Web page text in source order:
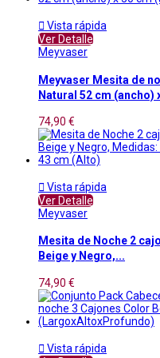
 Vista rápida
Ver Detalle
Meyvaser
Meyvaser Mesita de
Natural 52 cm (ancho)
74,90 €
 Vista rápida
Ver Detalle
Meyvaser
Mesita de Noche 2
Beige y Negro,...
74,90 €
 Vista rápida